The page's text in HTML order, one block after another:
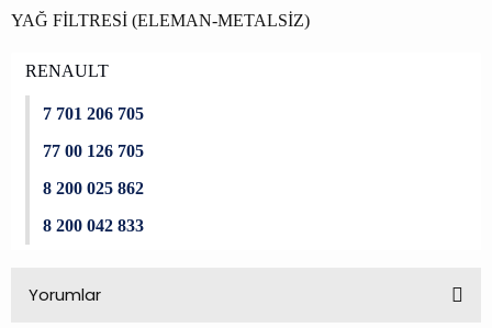
YAĞ FİLTRESİ (ELEMAN-METALSİZ)
RENAULT
7 701 206 705
77 00 126 705
8 200 025 862
8 200 042 833
Yorumlar